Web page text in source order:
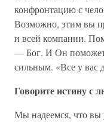
конфронтацию с
Возможно, этим вы
и всей компании.
— Бог. И Он
сильным. «Все у вас
Говорите истину с
Мы надеемся, что вы